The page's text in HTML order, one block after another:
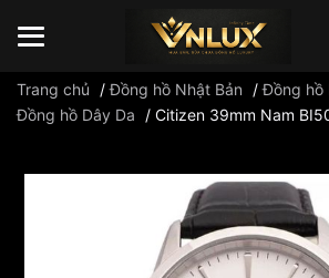
Trang chủ /Đồng hồ Nhật Bản /Đồng hồ
Đồng hồ Dây Da
/ Citizen 39mm Nam